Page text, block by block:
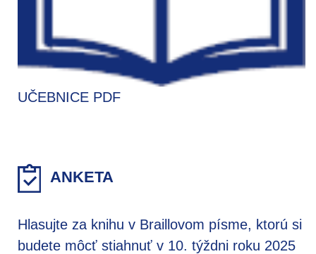
UČEBNICE PDF
ANKETA
Hlasujte za knihu v Braillovom písme, ktorú si
budete môcť stiahnuť v 10. týždni roku 2025